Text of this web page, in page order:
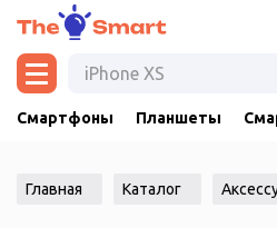
Смартфоны Планшеты
Главная Каталог